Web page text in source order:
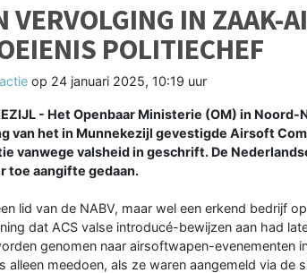
VERVOLGING IN ZAAK-
POLITIECHEF
op 24 januari 2025, 10:19 uur
- Het Openbaar Ministerie (OM) in
van het in Munnekezijl gevestigde Airsoft
vanwege valsheid in geschrift. De
toe aangifte gedaan.
lid van de NABV, maar wel een erkend bedrijf
dat ACS valse introducé-bewijzen aan had
genomen naar airsoftwapen-evenementen
alleen meedoen, als ze waren aangemeld via de